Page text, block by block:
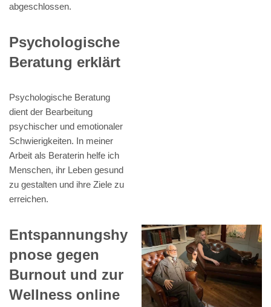
abgeschlossen.
Psychologische
Beratung erklärt
Psychologische Beratung
dient der Bearbeitung
psychischer und emotionaler
Schwierigkeiten. In meiner
Arbeit als Beraterin helfe ich
Menschen, ihr Leben gesund
zu gestalten und ihre Ziele zu
erreichen.
Entspannungshy
pnose gegen
Burnout und zur
Wellness online